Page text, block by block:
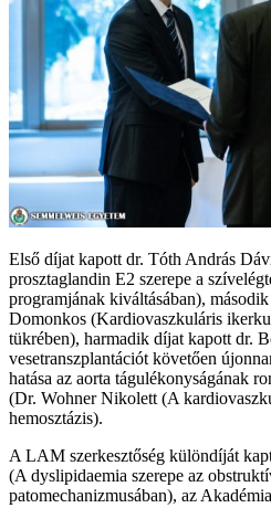
Első díjat kapott dr. Tóth András
prosztaglandin E2 szerepe a
programjának kiváltásában),
Domonkos (Kardiovaszkuláris
tükrében), harmadik díjat kapott dr.
vesetranszplantációt követően
hatása az aorta tágulékonyságának
(Dr. Wohner Nikolett (A
hemosztázis).
A LAM szerkesztőség különdíját
(A dyslipidaemia szerepe az
patomechanizmusában), az